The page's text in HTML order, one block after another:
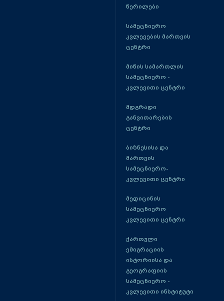
წერილები
სამეცნიერო
კვლევების მართვის
ცენტრი
მიწის სამართლის
სამეცნიერო -
კვლევითი ცენტრი
მდგრადი
განვითარების
ცენტრი
ბიზნესისა და
მართვის
სამეცნიერო-
კვლევითი ცენტრი
მედიცინის
სამეცნიერო
კვლევითი ცენტრი
ქართული
ემიგრაციის
ისტორიისა და
გეოგრაფიის
სამეცნიერო -
კვლევითი ინსტიტუტი